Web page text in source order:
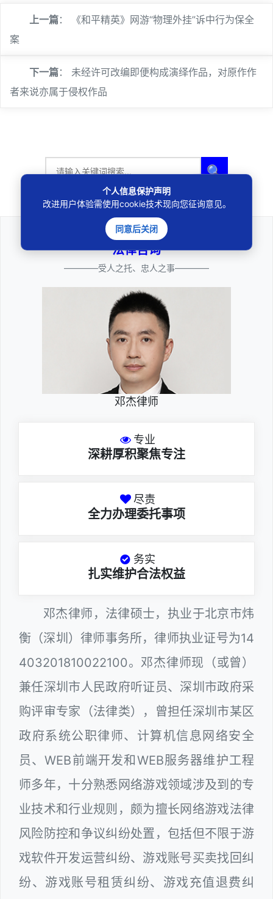
上一篇：
《和平精英》网游“物理外挂”诉中行为保全
案
下一篇： 未经许可改编即便构成演绎作品，对原作作
者来说亦属于侵权作品
🔍
法律咨询
————受人之托、忠人之事————
邓杰律师
专业
深耕厚积聚焦专注
尽责
全力办理委托事项
务实
扎实维护合法权益
邓杰律师，法律硕士，执业于北京市炜
衡（深圳）律师事务所，律师执业证号为14
403201810022100。邓杰律师现（或曾）
兼任深圳市人民政府听证员、深圳市政府采
购评审专家（法律类），曾担任深圳市某区
政府系统公职律师、计算机信息网络安全
员、WEB前端开发和WEB服务器维护工程
师多年，十分熟悉网络游戏领域涉及到的专
业技术和行业规则，颇为擅长网络游戏法律
风险防控和争议纠纷处置，包括但不限于游
戏软件开发运营纠纷、游戏账号买卖找回纠
纷、游戏账号租赁纠纷、游戏充值退费纠
个人信息保护声明
改进用户体验需使用cookie技术现向您征询意见。
同意后关闭